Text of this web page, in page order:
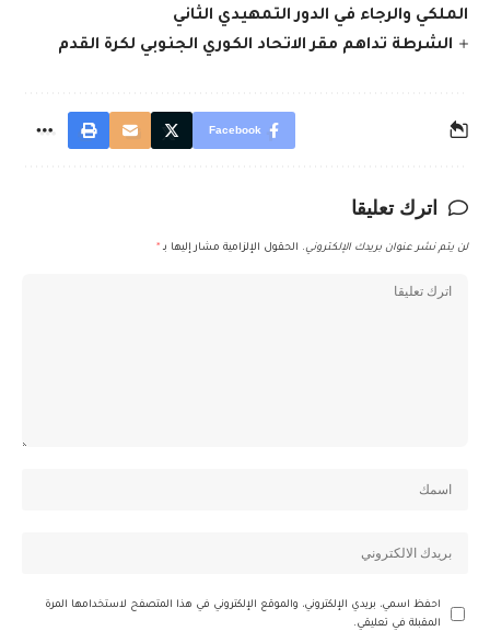
الملكي والرجاء في الدور التمهيدي الثاني
الشرطة تداهم مقر الاتحاد الكوري الجنوبي لكرة القدم
Facebook
اترك تعليقا
لن يتم نشر عنوان بريدك الإلكتروني. الحقول الإلزامية مشار إليها بـ *
احفظ اسمي، بريدي الإلكتروني، والموقع الإلكتروني في هذا المتصفح لاستخدامها المرة
المقبلة في تعليقي.